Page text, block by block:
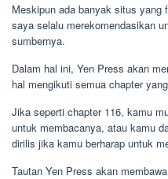
Meskipun ada banyak situs yang
saya selalu merekomendasikan
sumbernya.
Dalam hal ini, Yen Press akan
hal mengikuti semua chapter
Jika seperti chapter 116, kamu
untuk membacanya, atau kamu
dirilis jika kamu berharap untuk
Tautan Yen Press akan